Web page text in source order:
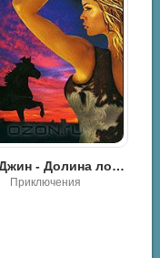
Ауэл Джин - Долина лошадей
Приключения